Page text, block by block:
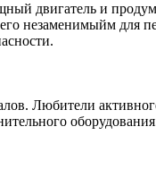
двигатель и
незаменимыйм
Любители
оборудования.